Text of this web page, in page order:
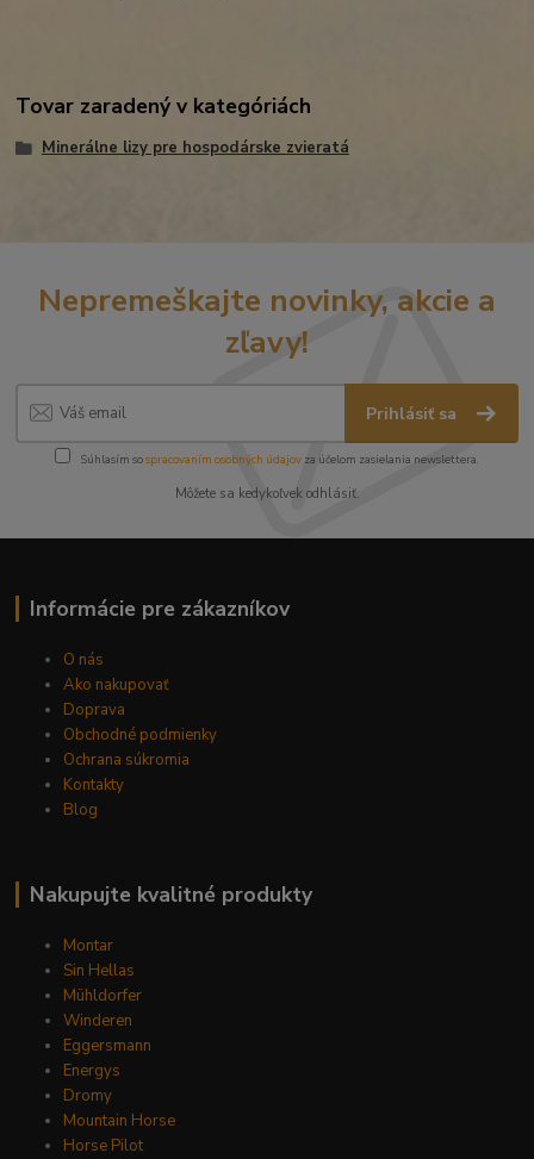
Tovar zaradený v kategóriách
Minerálne lizy pre hospodárske zvieratá
Nepremeškajte novinky, akcie a
zľavy!
Prihlásiť sa
Súhlasím sospracovaním osobných údajov za účelom zasielania newslettera.
Môžete sa kedykoľvek odhlásiť.
Informácie pre zákazníkov
O nás
Ako nakupovať
Doprava
Obchodné podmienky
Ochrana súkromia
Kontakty
Blog
Nakupujte kvalitné produkty
Montar
Sin Hellas
Mühldorfer
Winderen
Eggersmann
Energys
Dromy
Mountain Horse
Horse Pilot